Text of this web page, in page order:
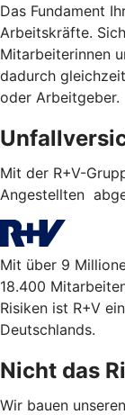
Das Fundament
Arbeitskräfte.
Mitarbeiterinnen
dadurch
oder Arbeitgeber.
Mit der R+V-
Angestellten
Mit über 9
18.400
Risiken ist R+V
Deutschlands.
Nicht das
Wir bauen